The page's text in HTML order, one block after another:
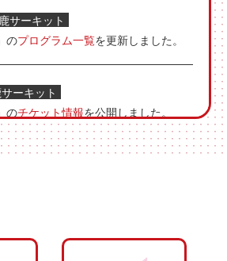
サーキット
のプログラム一覧を更新しました。
ーキット
のチケット情報を公開しました。